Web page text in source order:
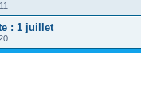
: 1 juillet